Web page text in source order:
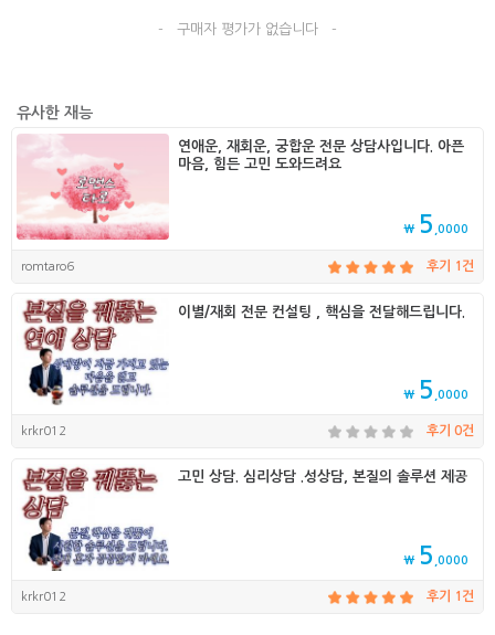
- 구매자 평가가 없습니다 -
유사한 재능
연애운, 재회운, 궁합운 전문 상담사입니다. 아픈
마음, 힘든 고민 도와드려요
₩ 5 ,0000
romtaro6 후기 1건
이별/재회 전문 컨설팅 , 핵심을 전달해드립니다.
₩ 5 ,0000
krkr012 후기 0건
고민 상담. 심리상담 .성상담, 본질의 솔루션 제공
₩ 5 ,0000
krkr012 후기 1건